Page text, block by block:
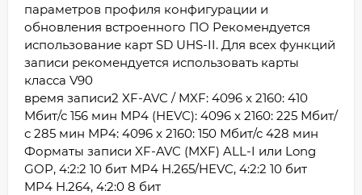
параметров профиля конфигурации и
обновления встроенного ПО Рекомендуется
использование карт SD UHS-II. Для всех функций
записи рекомендуется использовать карты
класса V90
время записи2 XF-AVC / MXF: 4096 x 2160: 410
Мбит/с 156 мин MP4 (HEVC): 4096 x 2160: 225 Мбит/
с 285 мин MP4: 4096 x 2160: 150 Мбит/с 428 мин
Форматы записи XF-AVC (MXF) ALL-I или Long
GOP, 4:2:2 10 бит MP4 H.265/HEVC, 4:2:2 10 бит
MP4 H.264, 4:2:0 8 бит